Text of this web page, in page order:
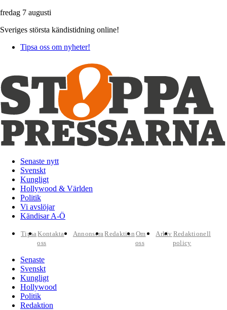
fredag 7 augusti
Sveriges största kändistidning online!
Tipsa oss om nyheter!
Senaste nytt
Svenskt
Kungligt
Hollywood & Världen
Politik
Vi avslöjar
Kändisar A-Ö
TipsaKontakta
oss
AnnonseraRedaktion Om
oss
Arkiv Redaktionell
policy
Senaste
Svenskt
Kungligt
Hollywood
Politik
Redaktion